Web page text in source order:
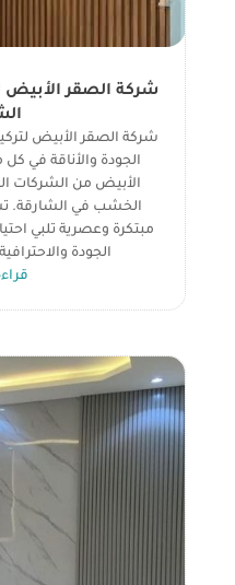
شركة الصقر
شركة الصقر الأبيض
الجودة والأناقة في
الأبيض من الشركات
الخشب في الشارقة.
مبتكرة وعصرية تلبي
الجودة